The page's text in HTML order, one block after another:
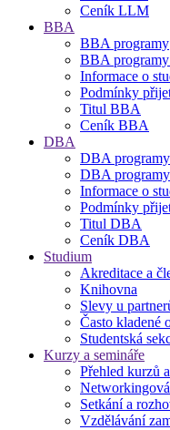
Ceník LLM
BBA
BBA programy
BBA
Informace o
Podmínky
Titul BBA
Ceník BBA
DBA
DBA programy
DBA
Informace o
Podmínky
Titul DBA
Ceník DBA
Studium
Akreditace a
Knihovna
Slevy u
Často kladené
Studentská
Kurzy a semináře
Přehled kurzů
Setkání a
Vzdělávání